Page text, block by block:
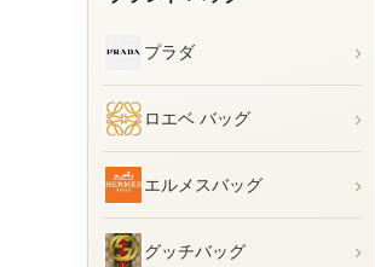
プラダ ›
ロエベ バッグ ›
エルメスバッグ ›
グッチバッグ ›